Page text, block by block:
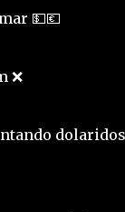
💵💶
❌